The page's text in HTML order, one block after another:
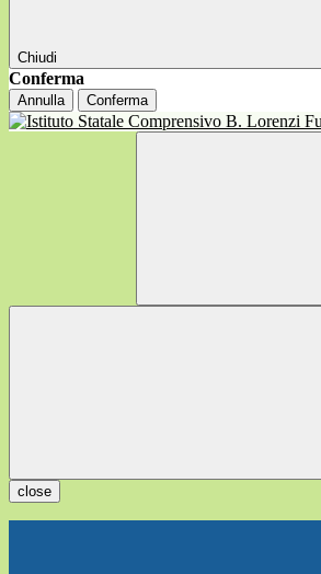
Chiudi
Conferma
Annulla Conferma
close